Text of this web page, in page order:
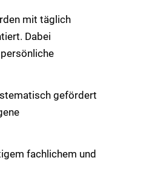
mit täglich
Dabei
gefördert
fachlichem und